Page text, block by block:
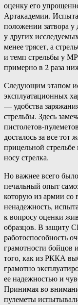
оценку его
Артакадемии.
положении затвора у
у других
менее трясет, а
и темп стрельбы у
примерно в 2 раза
Следующим этапом
эксплуатационных
— удобства
стрельбы. Здесь
пистолетов-
досталось за все тот
прицельной
носу стрелка.
Но важнее всего
печальный опыт
которую из армии со
ненадежность,
к вопросу оценки
образцов. В защиту
работоспособность
грамотности бойцов
того, как из РККА
грамотно
ее надежностью и
Принимая во
пулеметы